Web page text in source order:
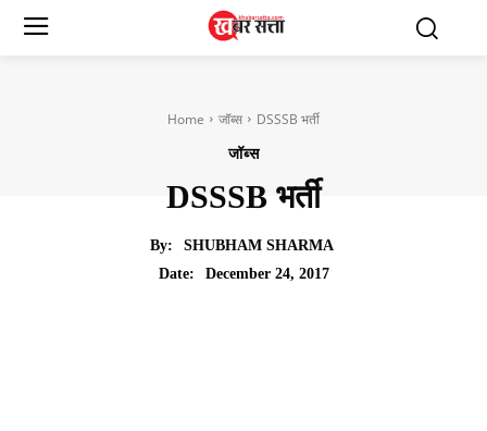
Home जॉब्स DSSSB भर्ती
जॉब्स
DSSSB भर्ती
By:
SHUBHAM SHARMA
Date:
December 24, 2017